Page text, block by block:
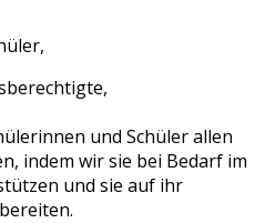
und Schüler allen
indem wir sie bei Bedarf im
und sie auf ihr